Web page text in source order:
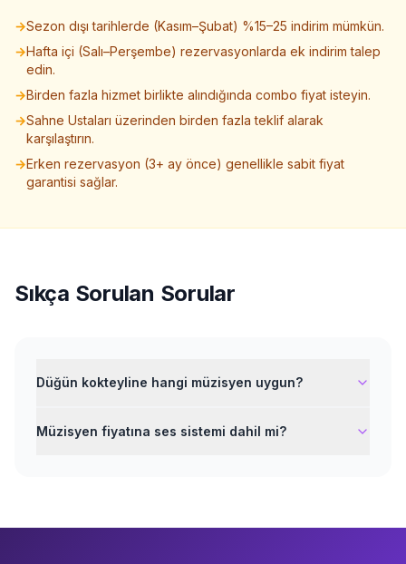
→Sezon dışı tarihlerde (Kasım–Şubat) %15–25 indirim mümkün.
→Hafta içi (Salı–Perşembe) rezervasyonlarda ek indirim talep
edin.
→Birden fazla hizmet birlikte alındığında combo fiyat isteyin.
→Sahne Ustaları üzerinden birden fazla teklif alarak
karşılaştırın.
→Erken rezervasyon (3+ ay önce) genellikle sabit fiyat
garantisi sağlar.
Sıkça Sorulan Sorular
Düğün kokteyline hangi müzisyen uygun?
Müzisyen fiyatına ses sistemi dahil mi?